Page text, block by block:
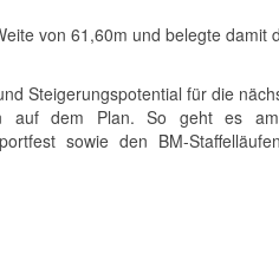
von 61,60m und belegte damit
Steigerungspotential für die
auf dem Plan. So geht es
sowie den BM-